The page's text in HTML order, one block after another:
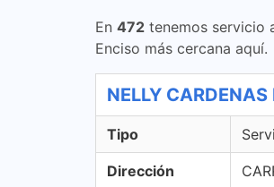
En 472 tenemos servicio
Enciso más cercana aquí.
NELLY
Tipo
Dirección